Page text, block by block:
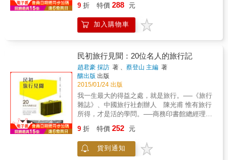
進來，廣大的視野在眼前展開
出、薩賓娜天真無邪的笑臉、土耳其那爾汀美
麗的笑容；滿月下的金字塔、在草原上奔跑的
長頸鹿、騎著破爛腳踏車追趕我的保保。泰西
亞有點惱怒地笑著，流下稚氣未脫的淚水。大
海般的叢林中浮現蒂卡爾神殿，以及紀念碑大
谷地神聖的風光。雄壯的育空河流淌而過，有
鮭魚跳躍著；在夜空中搖曳的極光
&hellip;&hellip; & 我見證到自己還活著，而能
見證到自己還活著，就像一個奇蹟。凝視著自
己的存在，在這瞬間，我以未曾有過的謙遜，
感謝我還活著。 & 《最危險的廁所與最美的星
空》 & 任性版旅遊指南！石田裕輔繼《不去會
死》後再度出擊， & 列舉各式各樣獨斷的「世
界第一」： 最美的星空長什麼樣？最危險的廁
所有多嚇人？最難搞的邊境關口有多機車？世
的體檢報告開始， 在新竹擔任工程師的我，得
知健康亮起紅燈後， 決定改變生活型態，找尋
關於未來的答案， 接下了外派新加坡的任務，
人、冒險家、瘋子、學生、流浪者相識，交流
故事和價值觀， 來自46個不同國家的沙發客，
衝擊了我的靈魂，打開了我的眼界。 & 太陽花
學運期間，我看到了烏克蘭學生拍攝的聲援臺
灣影片，深受感動， 不顧外交部的紅色警示，
一個人飛到內戰中的烏克蘭，當面和影片製作
人致謝。 在革命聖地獨立廣場前，反思臺灣的
現況，看到了希望的曙光！ & 特別推薦 & 國立
交通大學教授兼學務長 黃美鈴 作家、樂評
嶼天光作詞作曲 楊大正 波蘭駐臺灣記者 沈
漢娜（Hanna Shen） & 1.本書收錄了作者外派
9 折 特價 288 元
加入購物車
民初旅行見聞：20位名人的旅行記
趙君豪 採訪 著 、蔡登山 主編 著
釀出版 出版
2015/01/24 出版
我一生最大的得益之處，就是旅行。──《旅行
雜誌》、中國旅行社創辦人 陳光甫 惟有旅行
所得，才是活的學問。──商務印書館總經理
的二十位名人採訪稿，並配上採訪照片及各名
人之題字整理而成。訪問稿前之照片及簡介則
為本書編者所加，俾讀者在閱讀時，能對受訪
9 折 特價 252 元
貨到通知